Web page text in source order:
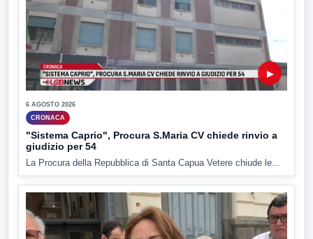
▶
6 AGOSTO 2026
CRONACA
"Sistema Caprio", Procura S.Maria CV chiede rinvio a
giudizio per 54
La Procura della Repubblica di Santa Capua Vetere chiude le...